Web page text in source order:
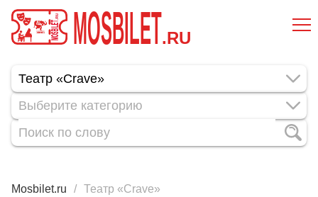
MOSBILET.RU
Выберите категорию
Mosbilet.ru Театр «Crave»